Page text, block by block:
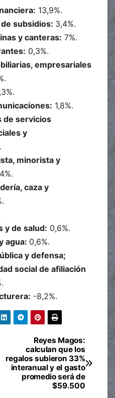
13,9%.
subsidios: 3,4%.
y canteras: 7%.
0,3%.
empresariales
1,8%.
de servicios
y
minorista y
caza y
y de salud: 0,6%.
agua: 0,6%.
y defensa;
social de afiliación
-8,2%.
Reyes Magos:
calculan que los
regalos subieron 33%
interanual y el gasto
promedio será de
$59.500